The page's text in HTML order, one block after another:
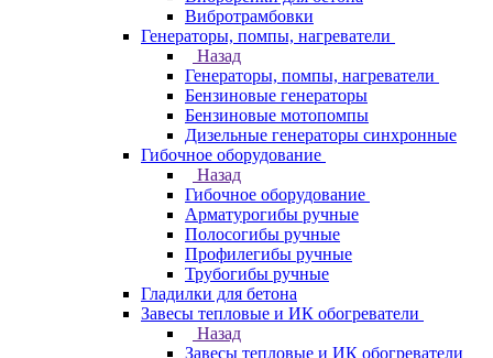
Вибротрамбовки
Генераторы, помпы, нагреватели
Назад
Генераторы, помпы, нагреватели
Бензиновые генераторы
Бензиновые мотопомпы
Дизельные генераторы синхронные
Гибочное оборудование
Назад
Гибочное оборудование
Арматурогибы ручные
Полосогибы ручные
Профилегибы ручные
Трубогибы ручные
Гладилки для бетона
Завесы тепловые и ИК обогреватели
Назад
Завесы тепловые и ИК обогреватели